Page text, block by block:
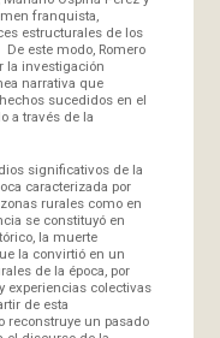
franquista,
estructurales de los
este modo, Romero
la investigación
narrativa que
sucedidos en el
a través de la
significativos de la
caracterizada por
rurales como en
se constituyó en
la muerte
la convirtió en un
de la época, por
experiencias colectivas
de esta
reconstruye un pasado